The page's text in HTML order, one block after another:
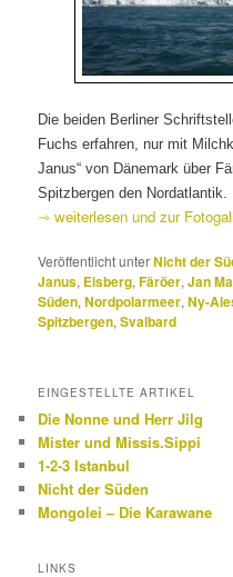
Die beiden Berliner
Fuchs erfahren, nur mit
Janus“ von Dänemark über
Spitzbergen den Nordatlantik.
⇾ weiterlesen und zur
Veröffentlicht unterNicht der
Janus, Eisberg,Färöer,Jan
Süden,Nordpolarmeer,Ny-
Spitzbergen,Svalbard
EINGESTELLTE ARTIKEL
Die Nonne und Herr Jilg
Mister und Missis.Sippi
1-2-3 Istanbul
Nicht der Süden
Mongolei – Die Karawane
LINKS